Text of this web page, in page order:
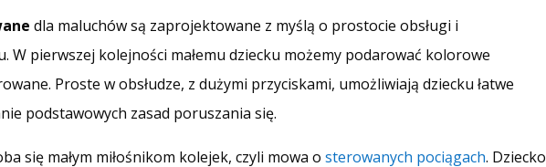
dla maluchów są zaprojektowane z myślą o prostocie obsługi i
W pierwszej kolejności małemu dziecku możemy podarować kolorowe
Proste w obsłudze, z dużymi przyciskami, umożliwiają dziecku łatwe
podstawowych zasad poruszania się.
się małym miłośnikom kolejek, czyli mowa osterowanych pociągach. Dziecko